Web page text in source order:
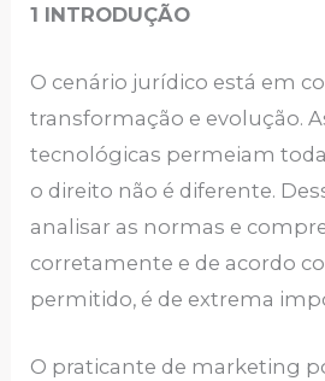
1 INTRODUÇÃO
O cenário jurídico está em
transformação e evolução.
tecnológicas permeiam
o direito não é diferente.
analisar as normas e
corretamente e de acordo
permitido, é de extrema
O praticante de marketing